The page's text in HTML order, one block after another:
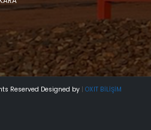
Reserved Designed by | OXIT BİLİŞİM